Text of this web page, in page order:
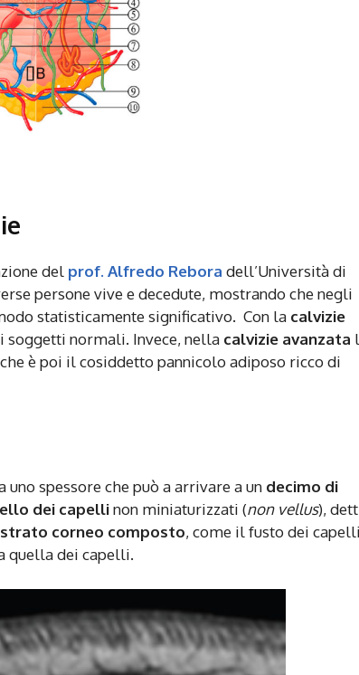
del prof. Alfredo Rebora dell’Università di
persone vive e decedute, mostrando che negli
statisticamente significativo. Con la calvizie
soggetti normali. Invece, nella calvizie avanzata
è poi il cosiddetto pannicolo adiposo ricco di
uno spessore che può a arrivare a un decimo di
dei capellinon miniaturizzati (non vellus),
strato corneo composto, come il fusto dei
quella dei capelli.